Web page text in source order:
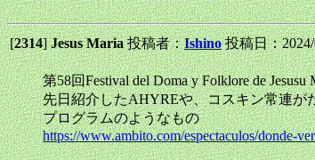
[2314]Jesus Maria投稿者：Ishino 投稿日：
第58回Festival del Doma y Folklore de
先日紹介したAHYREや、コスキン常連が
プログラムのようなもの
https://www.ambito.com/espectaculos/donde-